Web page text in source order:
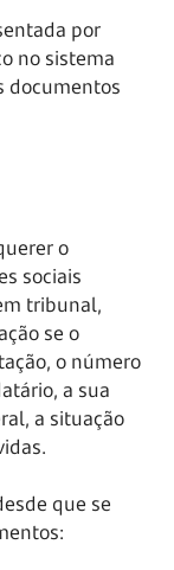
por
no sistema
documentos
o
sociais
tribunal,
se o
o número
a sua
a situação
que se